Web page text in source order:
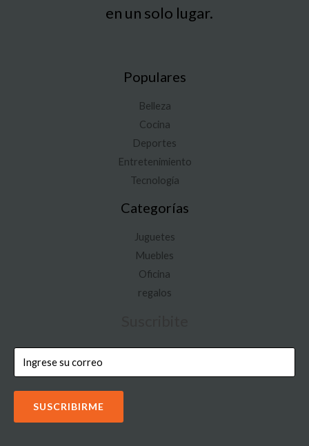
en un solo lugar.
Populares
Belleza
Cocina
Deportes
Entretenimiento
Tecnología
Categorías
Juguetes
Muebles
Oficina
regalos
SUSCRIBIRME